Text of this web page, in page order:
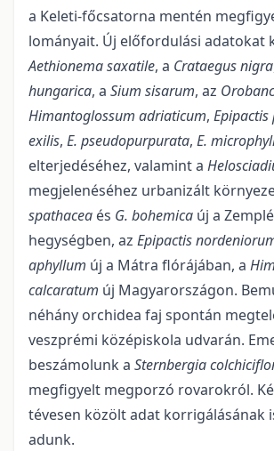
a Keleti-főcsatorna mentén
lományait. Új előfordulási adatokat
Aethionema saxatile, a Crataegus nigra
hunga­rica, a Sium sisarum, az
Himantoglossum adriaticum,
exilis, E. pseudopurpurata, E.
elterjedéséhez, valamint a
megjelenéséhez urbanizált
spathacea és G. bohemica új a
hegységben, az Epipactis
aphyllum új a Mátra flórájában, a
calcaratum új Magyarorszá­gon.
néhány orchidea faj spontán
veszprémi középiskola udvarán.
beszámolunk a Sternbergia
megfigyelt megporzó rovarokról.
té­vesen közölt adat korrigálásának
adunk.